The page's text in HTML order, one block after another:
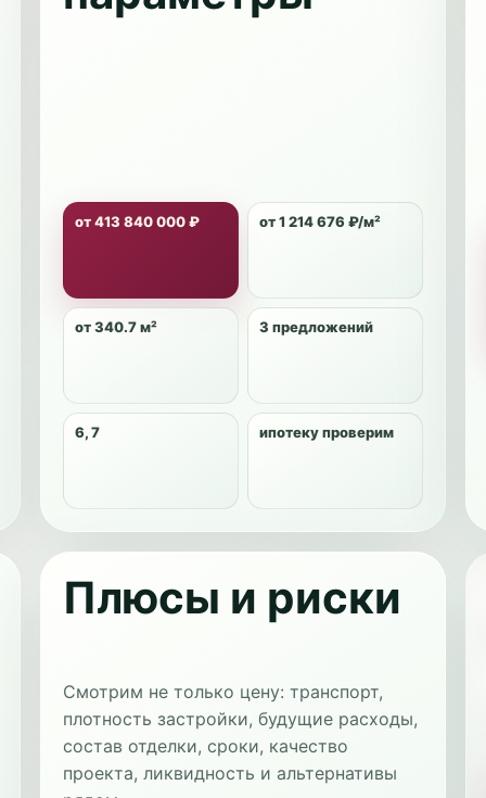
от 413 840 000 ₽ от 1 214 676 ₽/м²
от 340.7 м² 3 предложений
6, 7 ипотеку проверим
Плюсы и риски
Смотрим не только цену: транспорт,
плотность застройки, будущие расходы,
состав отделки, сроки, качество
проекта, ликвидность и альтернативы